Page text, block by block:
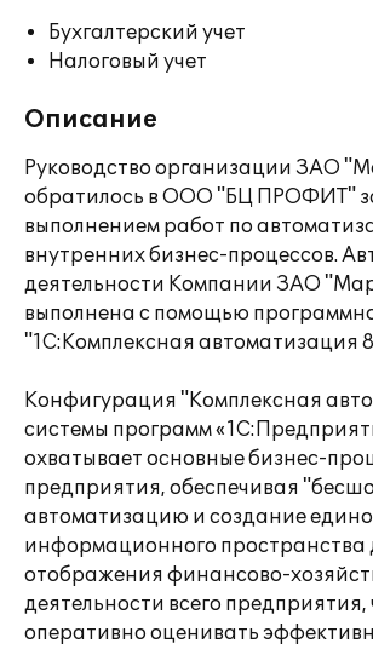
Бухгалтерский учет
Налоговый учет
Описание
Руководство организации ЗАО
обратилось в ООО "БЦ ПРОФИТ"
выполнением работ по
внутренних бизнес-процессов.
деятельности Компании ЗАО
выполнена с помощью
"1С:Комплексная автоматизация
Конфигурация "Комплексная
системы программ
охватывает основные бизнес-
предприятия, обеспечивая
автоматизацию и создание
информационного пространства
отображения финансово-
деятельности всего предприятия,
оперативно оценивать